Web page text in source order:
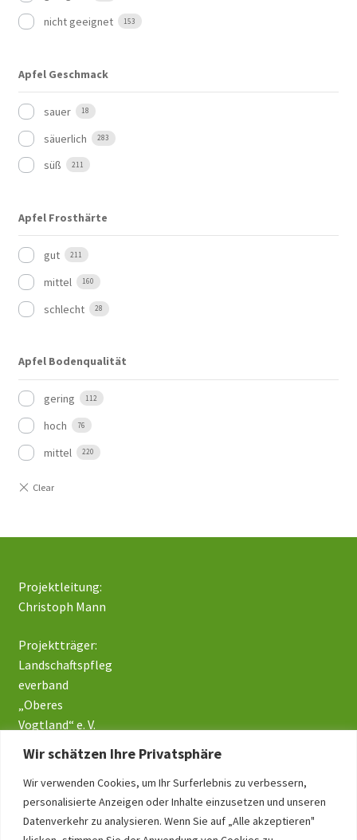
Wir schätzen Ihre Privatsphäre
Wir verwenden Cookies, um Ihr Surferlebnis zu verbessern,
personalisierte Anzeigen oder Inhalte einzusetzen und unseren
Datenverkehr zu analysieren. Wenn Sie auf „Alle akzeptieren"
nicht geeignet 153
Apfel Geschmack
sauer 18
säuerlich 283
süß 211
Apfel Frosthärte
gut 211
mittel 160
schlecht 28
Apfel Bodenqualität
gering 112
hoch 76
mittel 220
Projektleitung:
Christoph Mann
Projektträger:
Landschaftspfleg
everband
„Oberes
Vogtland“ e. V.
Impressum
Datenschutz